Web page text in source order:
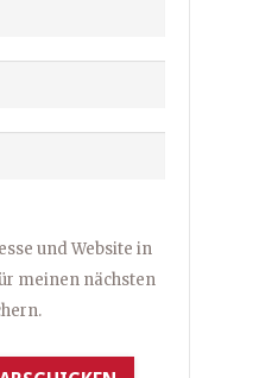
und Website in
meinen nächsten